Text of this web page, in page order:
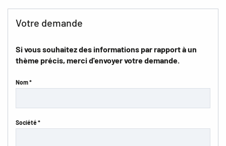
Votre demande
Si vous souhaitez des informations par rapport à un
thème précis, merci d'envoyer votre demande.
Nom *
Société *